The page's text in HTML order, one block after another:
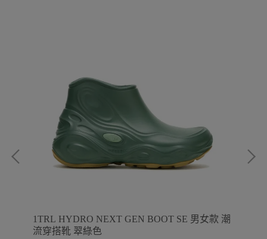
1TRL HYDRO NEXT GEN BOOT SE 男女款 潮
流穿搭靴 翠綠色